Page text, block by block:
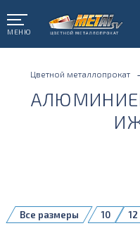
МЕНЮ
Цветной металлопрокат
10 12
Все размеры